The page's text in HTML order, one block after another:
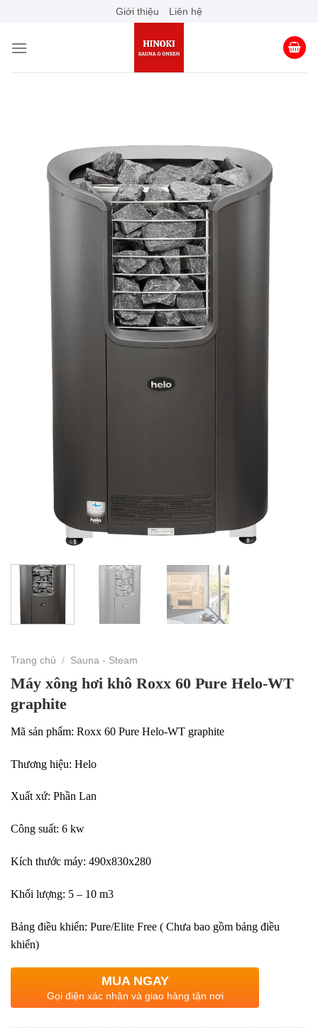
content
Giới thiệu Liên hệ
Trang chủ / Sauna - Steam
Máy xông hơi khô Roxx 60 Pure Helo-WT
graphite
Mã sản phẩm: Roxx 60 Pure Helo-WT graphite
Thương hiệu: Helo
Xuất xứ: Phần Lan
Công suất: 6 kw
Kích thước máy: 490x830x280
Khối lượng: 5 – 10 m3
Bảng điều khiển: Pure/Elite Free ( Chưa bao gồm bảng điều
khiển)
MUA NGAY
Gọi điện xác nhận và giao hàng tận nơi